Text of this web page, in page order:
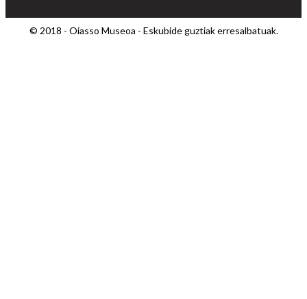
© 2018 - Oiasso Museoa - Eskubide guztiak erresalbatuak.